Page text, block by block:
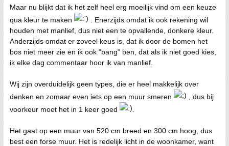
Maar nu blijkt dat ik het zelf heel erg moeilijk vind om een keuze
qua kleur te maken
. Enerzijds omdat ik ook rekening wil
houden met manlief, dus niet een te opvallende, donkere kleur.
Anderzijds omdat er zoveel keus is, dat ik door de bomen het
bos niet meer zie en ik ook "bang" ben, dat als ik niet goed kies,
ik elke dag commentaar hoor ik van manlief.
Wij zijn overduidelijk geen types, die er heel makkelijk over
denken en zomaar even iets op een muur smeren
, dus bij
voorkeur moet het in 1 keer goed
Het gaat op een muur van 520 cm breed en 300 cm hoog, dus
best een forse muur. Het is redelijk licht in de woonkamer, want